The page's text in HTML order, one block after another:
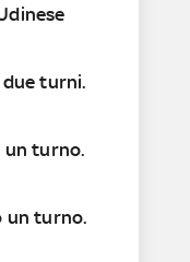
turni.
un turno.
un turno.